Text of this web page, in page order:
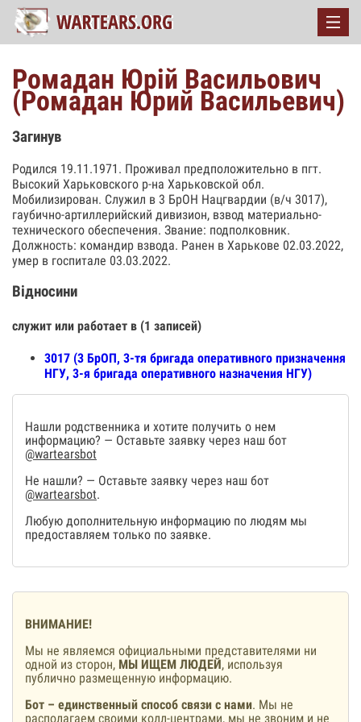
Ромадан Юрій Васильович
(Ромадан Юрий Васильевич)
Загинув
Родился 19.11.1971. Проживал предположительно в пгт.
Высокий Харьковского р-на Харьковской обл.
Мобилизирован. Служил в 3 БрОН Нацгвардии (в/ч 3017),
гаубично-артиллерийский дивизион, взвод материально-
технического обеспечения. Звание: подполковник.
Должность: командир взвода. Ранен в Харькове 02.03.2022,
умер в госпитале 03.03.2022.
Відносини
служит или работает в (1 записей)
3017 (3 БрОП, 3-тя бригада оперативного призначення
НГУ, 3-я бригада оперативного назначения НГУ)
Нашли родственника и хотите получить о нем
информацию? — Оставьте заявку через наш бот
@wartearsbot
Не нашли? — Оставьте заявку через наш бот
@wartearsbot.
Любую дополнительную информацию по людям мы
предоставляем только по заявке.
ВНИМАНИЕ!
Мы не являемся официальными представителями ни
одной из сторон, МЫ ИЩЕМ ЛЮДЕЙ, используя
публично размещенную информацию.
Бот – единственный способ связи с нами. Мы не
располагаем своими колл-центрами, мы не звоним и не